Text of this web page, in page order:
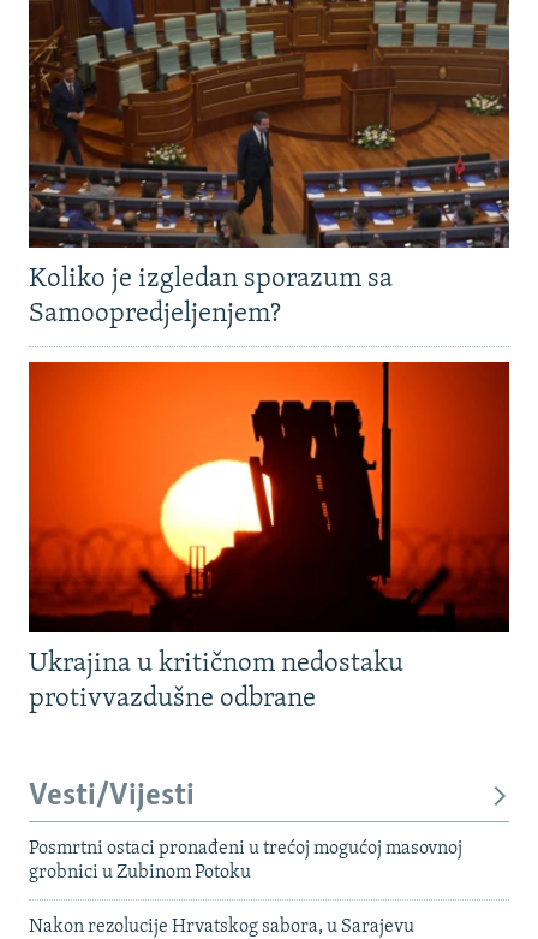
Koliko je izgledan sporazum sa
Samoopredjeljenjem?
Ukrajina u kritičnom nedostaku
protivvazdušne odbrane
Vesti/Vijesti
Posmrtni ostaci pronađeni u trećoj mogućoj masovnoj
grobnici u Zubinom Potoku
Nakon rezolucije Hrvatskog sabora, u Sarajevu